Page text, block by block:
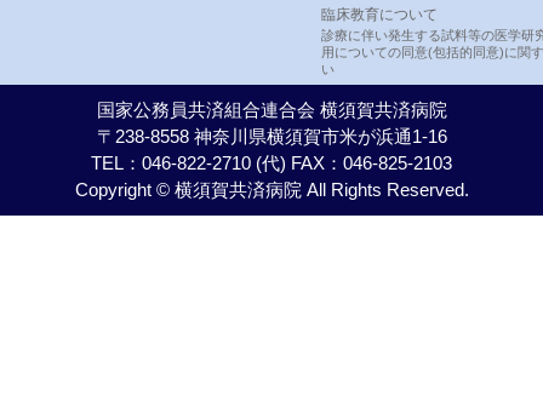
臨床教育について
診療に伴い発生する試料等の医学研
用についての同意(包括的同意)に関
い
国家公務員共済組合連合会 横須賀共済病院
〒238-8558 神奈川県横須賀市米が浜通1-16
TEL：046-822-2710 (代) FAX：046-825-2103
Copyright © 横須賀共済病院 All Rights Reserved.